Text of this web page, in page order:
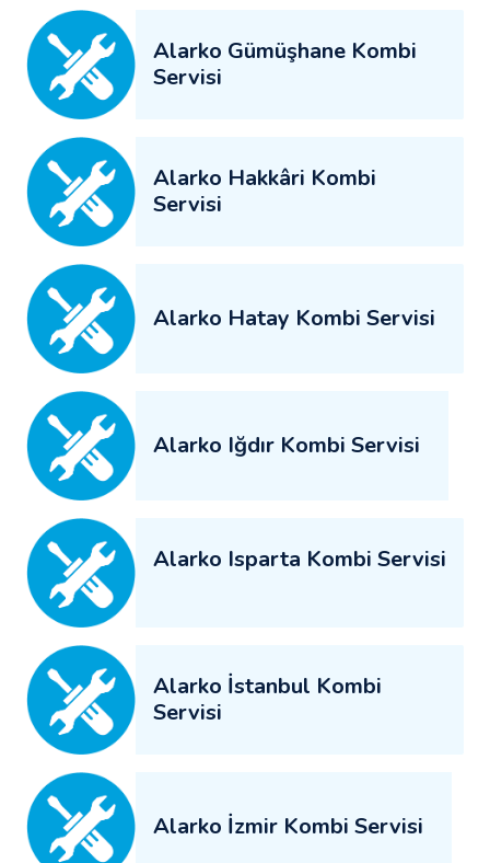
Alarko Gümüşhane Kombi
Servisi
Alarko Hakkâri Kombi
Servisi
Alarko Hatay Kombi Servisi
Alarko Iğdır Kombi Servisi
Alarko Isparta Kombi Servisi
Alarko İstanbul Kombi
Servisi
Alarko İzmir Kombi Servisi